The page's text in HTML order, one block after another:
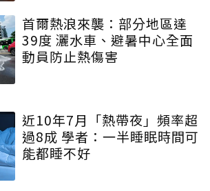
首爾熱浪來襲：部分地區達
39度 灑水車、避暑中心全面
動員防止熱傷害
近10年7月「熱帶夜」頻率超
過8成 學者：一半睡眠時間可
能都睡不好